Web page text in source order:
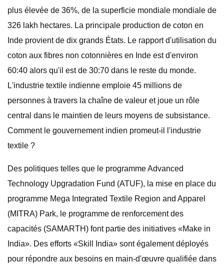
plus élevée de 36%, de la superficie mondiale mondiale de
326 lakh hectares. La principale production de coton en
Inde provient de dix grands États. Le rapport d'utilisation du
coton aux fibres non cotonnières en Inde est d'environ
60:40 alors qu'il est de 30:70 dans le reste du monde.
L'industrie textile indienne emploie 45 millions de
personnes à travers la chaîne de valeur et joue un rôle
central dans le maintien de leurs moyens de subsistance.
Comment le gouvernement indien promeut-il l'industrie
textile ?
Des politiques telles que le programme Advanced
Technology Upgradation Fund (ATUF), la mise en place du
programme Mega Integrated Textile Region and Apparel
(MITRA) Park, le programme de renforcement des
capacités (SAMARTH) font partie des initiatives «Make in
India». Des efforts «Skill India» sont également déployés
pour répondre aux besoins en main-d'œuvre qualifiée dans